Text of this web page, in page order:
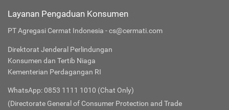
Layanan Pengaduan Konsumen
PT Agregasi Cermat Indonesia - cs@cermati.com
Direktorat Jenderal Perlindungan
Konsumen dan Tertib Niaga
Kementerian Perdagangan RI
WhatsApp: 0853 1111 1010 (Chat Only)
(Directorate General of Consumer Protection and Trade